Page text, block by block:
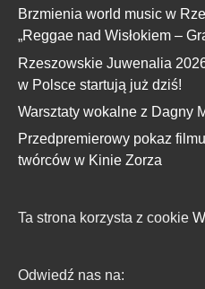
Brzmienia world music w
„Reggae nad Wisłokiem –
Rzeszowskie Juwenalia
w Polsce startują już dziś!
Warsztaty wokalne z Dagny
Przedpremierowy pokaz
twórców w Kinie Zorza
Ta strona korzysta z cookie
Odwiedź nas na: